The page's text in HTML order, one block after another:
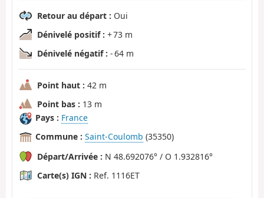
Retour au départ : Oui
Dénivelé positif : + 73 m
Dénivelé négatif : - 64 m
Point haut : 42 m
Point bas : 13 m
Pays : France
Commune : Saint-Coulomb (35350)
Départ/Arrivée : N 48.692076° / O 1.932816°
Carte(s) IGN : Ref. 1116ET